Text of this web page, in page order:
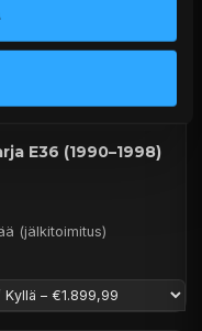
E36 (1990–1998)
(jälkitoimitus)